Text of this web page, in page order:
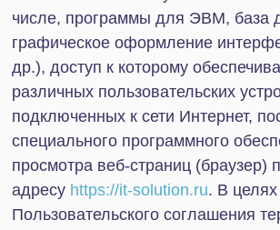
«Акцепт Оферты» — совершение физическим
лицом действий, указанных в Оферте,
свидетельствующих о принятии лицом условий
Оферты в полном объеме, в том числе нажатие
кнопки «Подписаться» в заполненной
регистрационной форме, совершении иных
действий по выполнению указанных в Оферте
условий в соответствии с п. 3 ст. 434 и п. 3 ст. 438
Гражданского кодекса. Акцепт Оферты означает
полное и безоговорочное согласие с её
условиями. Акцепт Оферты является